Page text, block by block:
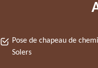
Pose de chapeau de
Solers